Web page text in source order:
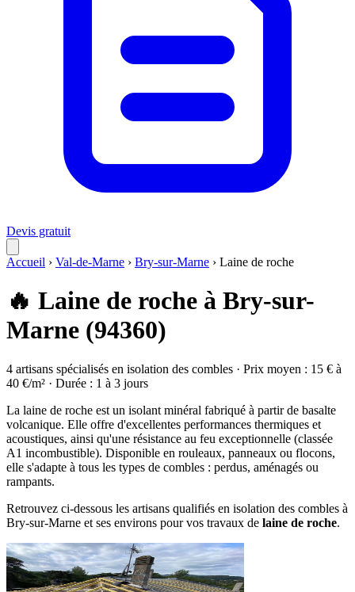
Devis gratuit
Accueil › Val-de-Marne › Bry-sur-Marne › Laine de roche
🔥 Laine de roche à Bry-sur-
Marne (94360)
4 artisans spécialisés en isolation des combles · Prix moyen : 15 € à
40 €/m² · Durée : 1 à 3 jours
La laine de roche est un isolant minéral fabriqué à partir de basalte
volcanique. Elle offre d'excellentes performances thermiques et
acoustiques, ainsi qu'une résistance au feu exceptionnelle (classée
A1 incombustible). Disponible en rouleaux, panneaux ou flocons,
elle s'adapte à tous les types de combles : perdus, aménagés ou
rampants.
Retrouvez ci-dessous les artisans qualifiés en isolation des combles à
Bry-sur-Marne et ses environs pour vos travaux de laine de roche.